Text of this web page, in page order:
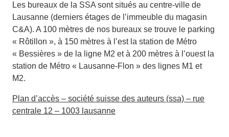
Les bureaux de la SSA sont situés au centre-ville de
Lausanne (derniers étages de l’immeuble du magasin
C&A). A 100 mètres de nos bureaux se trouve le parking
« Rôtillon », à 150 mètres à l’est la station de Métro
« Bessières » de la ligne M2 et à 200 mètres à l’ouest la
station de Métro « Lausanne-Flon » des lignes M1 et
M2.
Plan d’accès – société suisse des auteurs (ssa) – rue
centrale 12 – 1003 lausanne